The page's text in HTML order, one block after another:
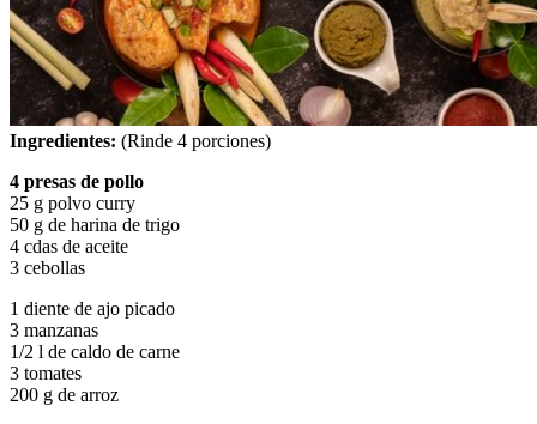
Ingredientes: (Rinde 4 porciones)
4 presas de pollo
25 g polvo curry
50 g de harina de trigo
4 cdas de aceite
3 cebollas
1 diente de ajo picado
3 manzanas
1/2 l de caldo de carne
3 tomates
200 g de arroz